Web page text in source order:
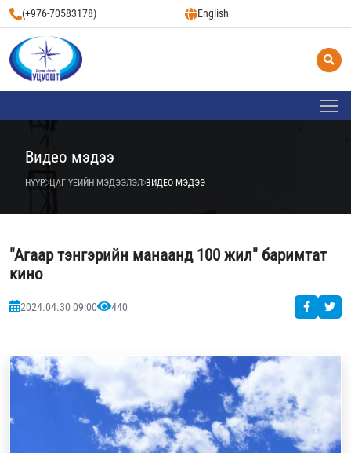
(+976-70583178) English
Видео мэдээ
НҮҮР ЦАГ ҮЕИЙН МЭДЭЭЛЭЛ ВИДЕО МЭДЭЭ
"Агаар тэнгэрийн манаанд 100 жил" баримтат
кино
2024.04.30 09:00 440